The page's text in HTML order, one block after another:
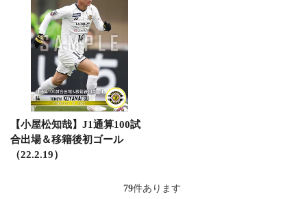
【小屋松知哉】J1通算100試
合出場＆移籍後初ゴール
（22.2.19）
79件あります